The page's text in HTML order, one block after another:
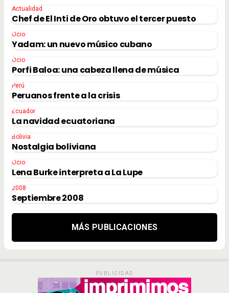
Actualidad
Chef de El Inti de Oro obtuvo el tercer puesto
Ocio
Yadam: un nuevo músico cubano
Ocio
Porfi Baloa: una cabeza llena de música
Perú
Peruanos frente a la crisis
Ecuador
La navidad ecuatoriana
Bolivia
Nostalgia boliviana
Ocio
Lena Burke interpreta a La Lupe
2008
Septiembre 2008
MÁS PUBLICACIONES
PUBLICIDAD